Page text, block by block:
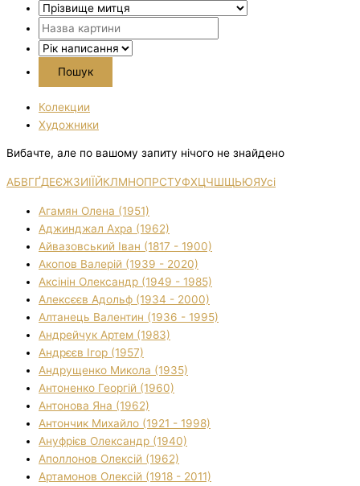
Колекции
Художники
Вибачте, але по вашому запиту нічого не знайдено
АБВГҐДЕЄЖЗИІЇЙКЛМНОПРСТУФХЦЧШЩЬЮЯУсі
Агамян Олена (1951)
Аджинджал Ахра (1962)
Айвазовський Іван (1817 - 1900)
Акопов Валерій (1939 - 2020)
Аксінін Олександр (1949 - 1985)
Алексєєв Адольф (1934 - 2000)
Алтанець Валентин (1936 - 1995)
Андрейчук Артем (1983)
Андрєєв Ігор (1957)
Андрущенко Микола (1935)
Антоненко Георгій (1960)
Антонова Яна (1962)
Антончик Михайло (1921 - 1998)
Ануфрієв Олександр (1940)
Аполлонов Олексій (1962)
Артамонов Олексій (1918 - 2011)